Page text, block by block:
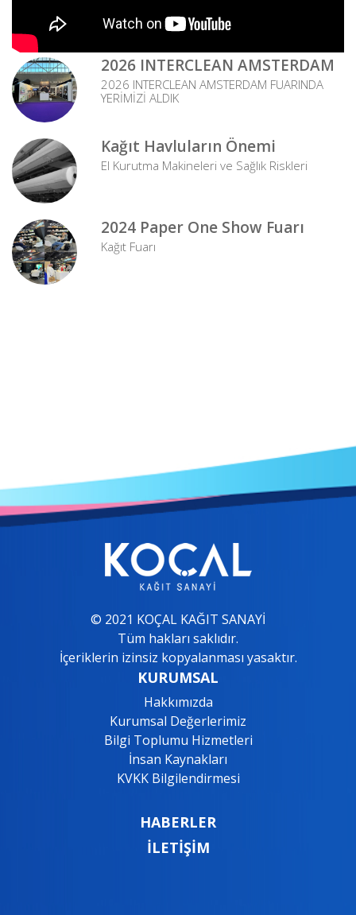
2026 INTERCLEAN AMSTERDAM
2026 INTERCLEAN AMSTERDAM FUARINDA
YERİMİZİ ALDIK
Kağıt Havluların Önemi
El Kurutma Makineleri ve Sağlık Riskleri
2024 Paper One Show Fuarı
Kağıt Fuarı
© 2021 KOÇAL KAĞIT SANAYİ
Tüm hakları saklıdır.
İçeriklerin izinsiz kopyalanması yasaktır.
KURUMSAL
Hakkımızda
Kurumsal Değerlerimiz
Bilgi Toplumu Hizmetleri
İnsan Kaynakları
KVKK Bilgilendirmesi
HABERLER
İLETİŞİM